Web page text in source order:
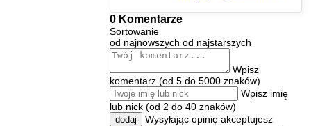
0 Komentarze
Sortowanie
od najnowszych od najstarszych
Wpisz
komentarz (od 5 do 5000 znaków)
Wpisz imię
lub nick (od 2 do 40 znaków)
dodaj
Wysyłając opinię akceptujesz